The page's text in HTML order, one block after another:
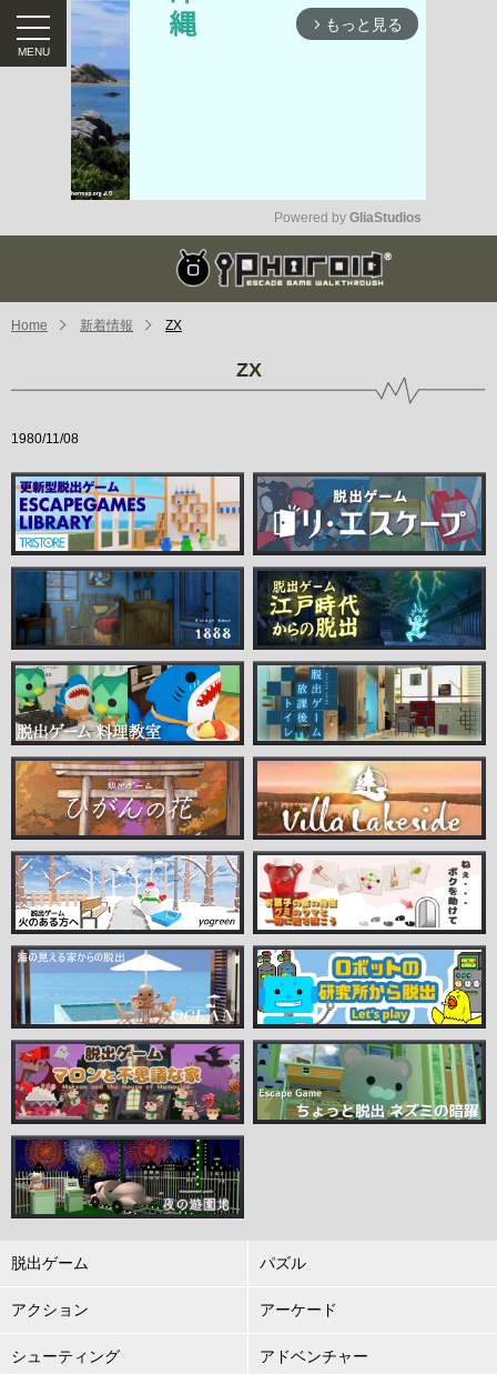
arrow_forward_ios もっと見る
Mute
Powered by GliaStudios
Home 新着情報 ZX
ZX
1980/11/08
脱出ゲーム パズル
アクション アーケード
シューティング アドベンチャー